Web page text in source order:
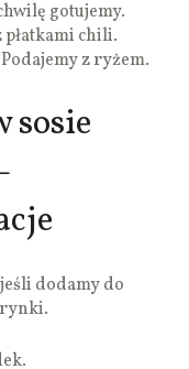
gotujemy.
chili.
z ryżem.
sosie
dodamy do